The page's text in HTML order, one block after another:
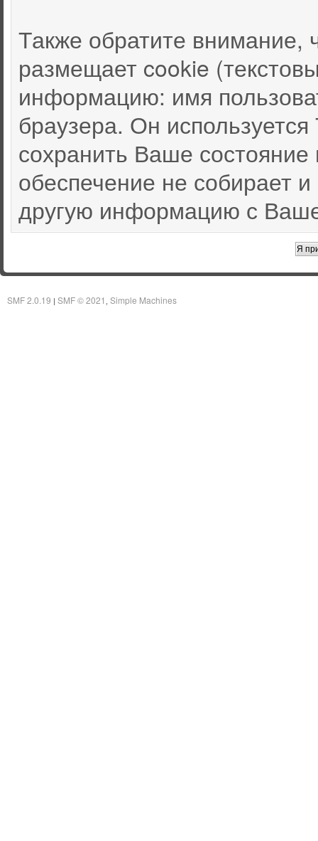
Также обратите внимание,
размещает cookie
информацию: имя
браузера. Он
сохранить Ваше
обеспечение не собирает
другую информацию с
SMF 2.0.19 | SMF © 2021 Simple Machines